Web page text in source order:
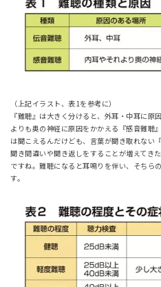
（上記イラスト、表1を参考に）
『難聴』は大きく分けると、外耳・中耳に
よりも奥の神経に原因をかかえる『感音難聴
は聞こえるんだけども、言葉が聞き取れない
聞き間違いや聞き返しをすることが増えてき
ですね。難聴になると耳鳴りを伴い、そちら
す。